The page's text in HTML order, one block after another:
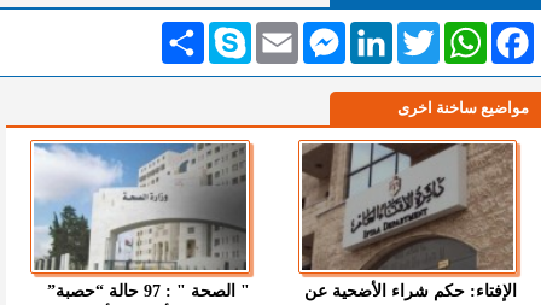
انشر Skype Email
MessengerLinkedInTwitterWhatsAppFacebook
مواضيع ساخنة اخرى
الإفتاء: حكم شراء الأضحية عن
" الصحة " : 97 حالة “حصبة”